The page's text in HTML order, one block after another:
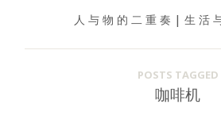
人 与 物 的 二 重 奏 | 生 活
POSTS TAGGED
咖啡机